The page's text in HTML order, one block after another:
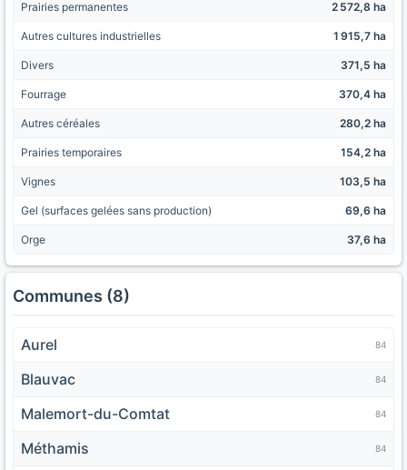
Prairies permanentes 2 572,8 ha
Autres cultures industrielles 1 915,7 ha
Divers 371,5 ha
Fourrage 370,4 ha
Autres céréales 280,2 ha
Prairies temporaires 154,2 ha
Vignes 103,5 ha
Gel (surfaces gelées sans production) 69,6 ha
Orge 37,6 ha
Communes (8)
Aurel 84
Blauvac 84
Malemort-du-Comtat 84
Méthamis 84